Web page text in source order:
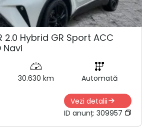
2.0 Hybrid GR Sport ACC
Navi
30.630 km Automată
Vezi detalii
ID anunț: 309957